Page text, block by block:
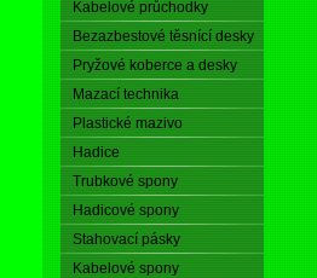
Kabelové průchodky
Bezazbestové těsnící desky
Pryžové koberce a desky
Mazací technika
Plastické mazivo
Hadice
Trubkové spony
Hadicové spony
Stahovací pásky
Kabelové spony